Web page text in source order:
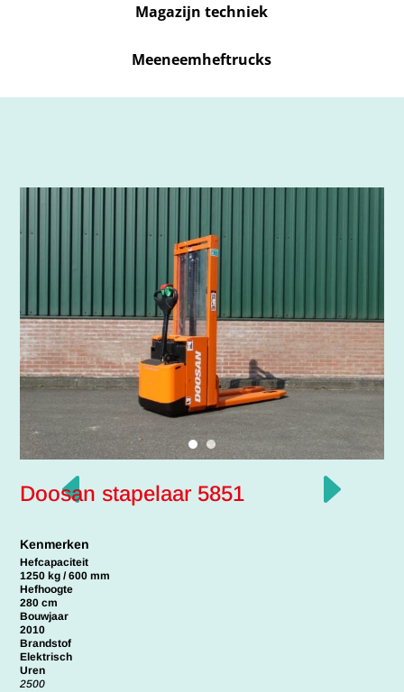
Magazijn techniek
Meeneemheftrucks
Doosan stapelaar 5851
Kenmerken
Hefcapaciteit
1250 kg / 600 mm
Hefhoogte
280 cm
Bouwjaar
2010
Brandstof
Elektrisch
Uren
2500
D E